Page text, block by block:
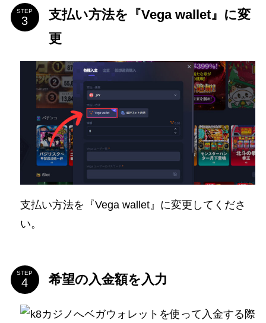
STEP
支払い方法を『Vega wallet』に変
更
支払い方法を『Vega wallet』に変更してくださ
い。
STEP 希望の入金額を入力